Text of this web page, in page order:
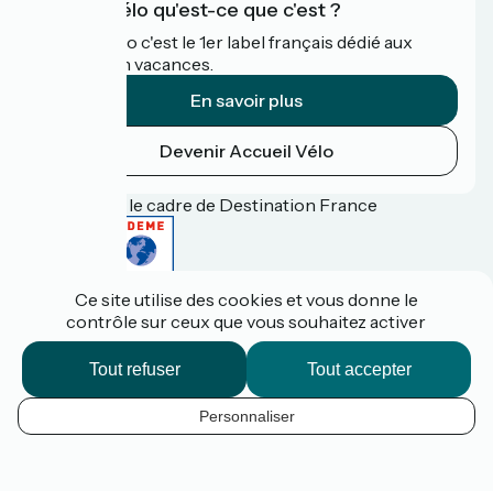
FR
Accueil Vélo qu'est-ce que c'est ?
Accueil Vélo c'est le 1er label français dédié aux
cyclistes en vacances.
En savoir plus
Devenir Accueil Vélo
Financé dans le cadre de Destination France
Espace pro / presse
Plan du site
Mentions légales
Contact
Réalisation :
et France Vélo Tourisme
Ce site utilise des cookies et vous donne le
contrôle sur ceux que vous souhaitez activer
Tout accepter
Tout refuser
Personnaliser